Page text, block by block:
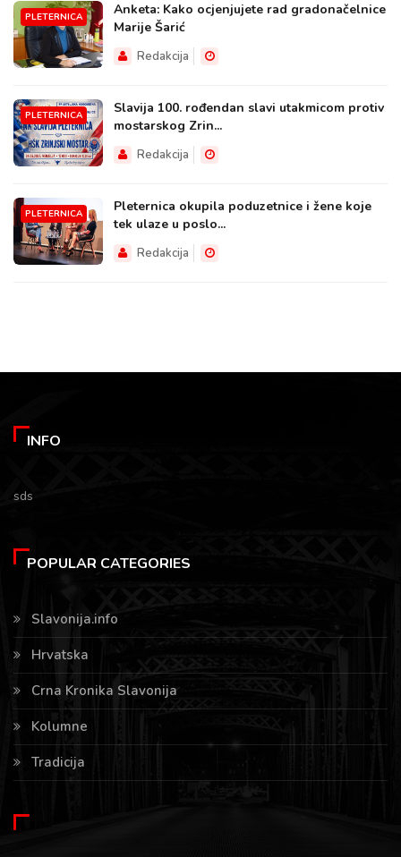
PLETERNICA
Anketa: Kako ocjenjujete rad gradonačelnice
Marije Šarić
Redakcija
PLETERNICA
Slavija 100. rođendan slavi utakmicom protiv
mostarskog Zrin...
Redakcija
PLETERNICA
Pleternica okupila poduzetnice i žene koje
tek ulaze u poslo...
Redakcija
INFO
sds
POPULAR CATEGORIES
Slavonija.info
Hrvatska
Crna Kronika Slavonija
Kolumne
Tradicija